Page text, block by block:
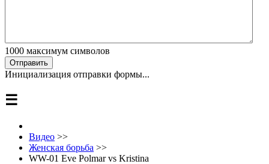
1000 максимум символов
Отправить
Инициализация отправки формы...
☰
Видео >>
Женская борьба >>
WW-01 Eve Polmar vs Kristina